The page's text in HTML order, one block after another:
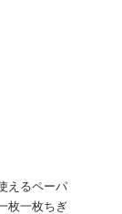
えるペーパ
枚一枚ちぎ